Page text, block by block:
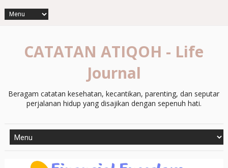
CATATAN ATIQOH - Life
Journal
Beragam catatan kesehatan, kecantikan, parenting, dan seputar
perjalanan hidup yang disajikan dengan sepenuh hati.